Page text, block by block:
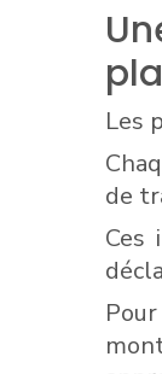
Les
de
Ces